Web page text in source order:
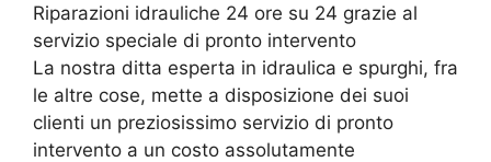
Riparazioni idrauliche 24 ore su 24 grazie al
servizio speciale di pronto intervento
La nostra ditta esperta in idraulica e spurghi, fra
le altre cose, mette a disposizione dei suoi
clienti un preziosissimo servizio di pronto
intervento a un costo assolutamente